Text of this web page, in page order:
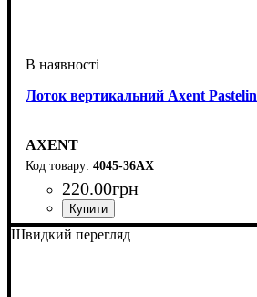
Лоток вертикальний Axent
AXENT
4045-36АХ
220.00грн
Швидкий перегляд